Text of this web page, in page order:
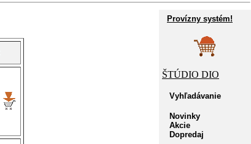
Provízny systém!
ŠTÚDIO DIO
Vyhľadávanie
Novinky
Akcie
Dopredaj